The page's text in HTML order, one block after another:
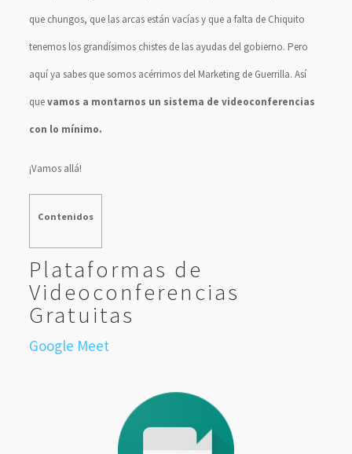
que chungos, que las arcas están vacías y que a falta de Chiquito
tenemos los grandísimos chistes de las ayudas del gobierno. Pero
aquí ya sabes que somos acérrimos del Marketing de Guerrilla. Así
quevamos a montarnos un sistema de videoconferencias
con lo mínimo.
¡Vamos allá!
Contenidos
Plataformas de
Videoconferencias
Gratuitas
Google Meet